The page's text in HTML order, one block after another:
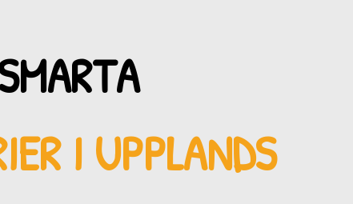
I UPPLANDS